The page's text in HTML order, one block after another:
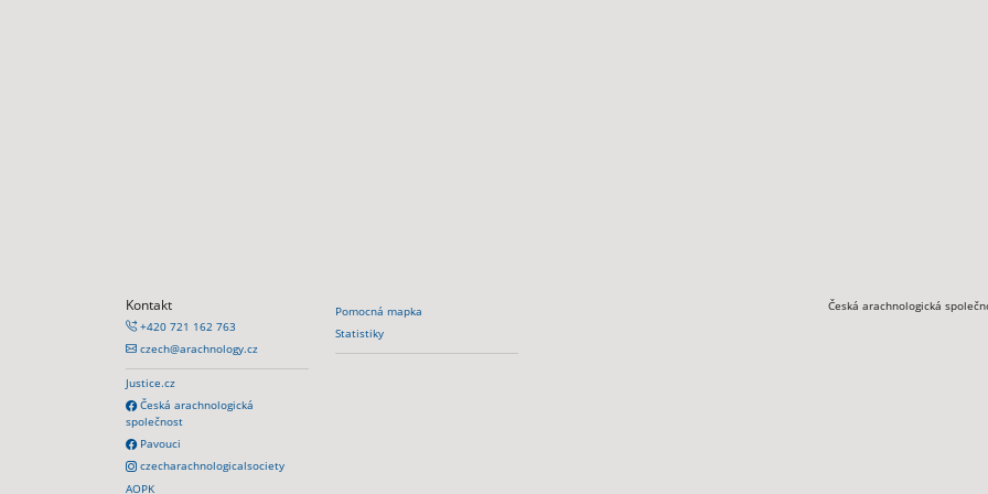
Kontakt
+420 721 162 763
czech@arachnology.cz
Justice.cz
Česká arachnologická
společnost
Pavouci
czecharachnologicalsociety
AOPK
Pomocná mapka
Statistiky
Česká arachnologická